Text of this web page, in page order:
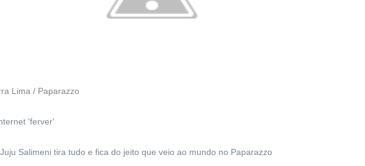
Lima / Paparazzo
'ferver'
Salimeni tira tudo e fica do jeito que veio ao mundo no Paparazzo